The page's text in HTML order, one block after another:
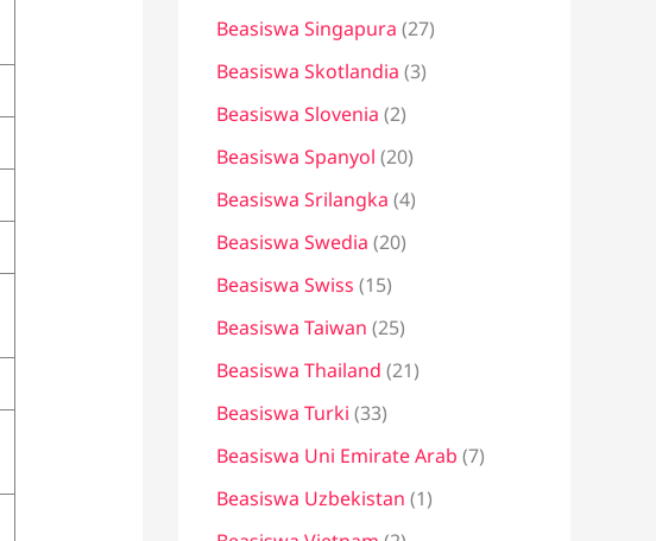
Beasiswa Singapura (27)
Beasiswa Skotlandia (3)
Beasiswa Slovenia (2)
Beasiswa Spanyol (20)
Beasiswa Srilangka (4)
Beasiswa Swedia (20)
Beasiswa Swiss (15)
Beasiswa Taiwan (25)
Beasiswa Thailand (21)
Beasiswa Turki (33)
Beasiswa Uni Emirate Arab (7)
Beasiswa Uzbekistan (1)